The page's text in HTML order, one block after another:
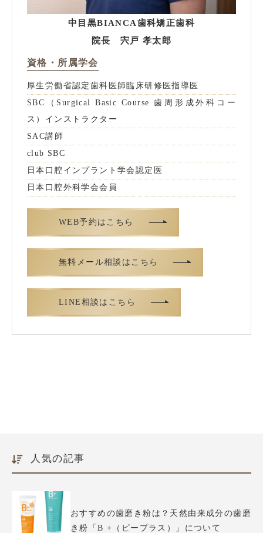
中目黒BIANCA歯科矯正歯科
院長 宍戸 孝太郎
資格・所属学会
厚生労働省認定歯科医師臨床研修医指導医
SBC（Surgical Basic Course 歯周形成外科コー
ス）インストラクター
SAC講師
club SBC
日本口腔インプラント学会認定医
日本口腔外科学会会員
WEB予約はこちら
無料メール相談はこちら
LINE相談はこちら
人気の記事
おすすめの歯磨き粉は？天然由来成分の歯磨
き粉「B +（ビープラス）」について